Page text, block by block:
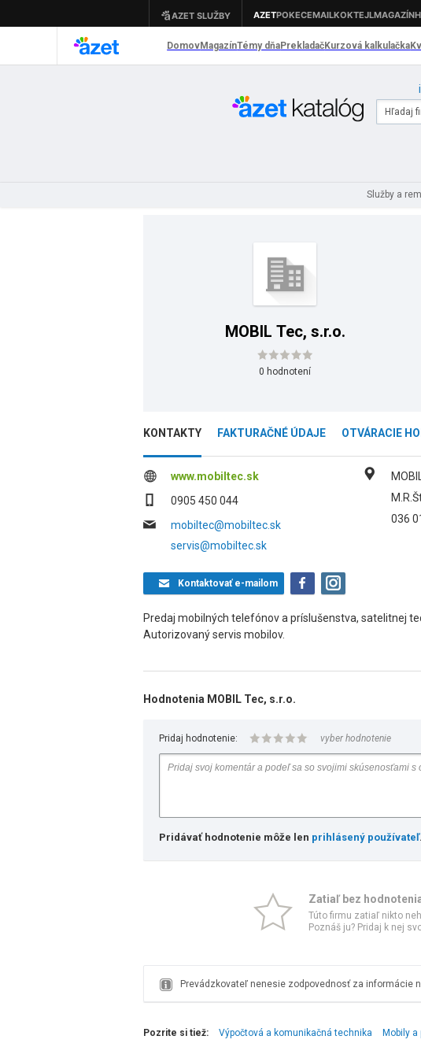
Služby a
MOBIL Tec, s.r.o.
0 hodnotení
KONTAKTY FAKTURAČNÉ ÚDAJE OTVÁRACIE
www.mobiltec.sk
0905 450 044
mobiltec@mobiltec.sk
servis@mobiltec.sk
036
Kontaktovaťe-mailom
Predaj mobilných telefónov a príslušenstva, satelitnej
Autorizovaný servis mobilov.
Hodnotenia MOBIL Tec, s.r.o.
Pridaj hodnotenie: vyber hodnotenie
Pridávať hodnotenie môže len prihlásený používateľ.
Zatiaľ bez
Túto firmu zatiaľ nikto
Poznáš ju? Pridaj k nej
Prevádzkovateľ nenesie zodpovednosť za informácie
Pozrite si tiež: Výpočtová a komunikačná technika Mobily